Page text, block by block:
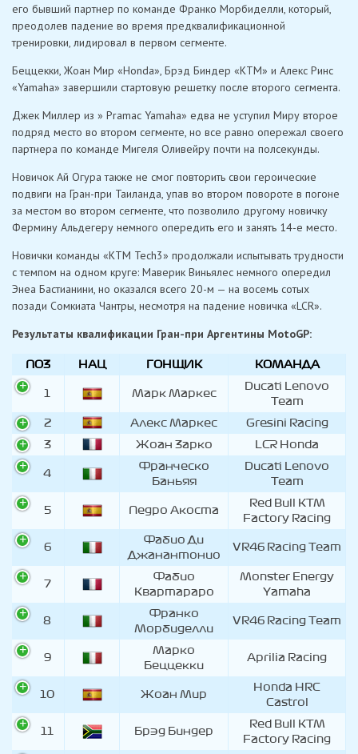
его бывший партнер по команде Франко Морбиделли, который,
преодолев падение во время предквалификационной
тренировки, лидировал в первом сегменте.
Беццекки, Жоан Мир «Honda», Брэд Биндер «KTM» и Алекс Ринс
«Yamaha» завершили стартовую решетку после второго сегмента.
Джек Миллер из » Pramac Yamaha» едва не уступил Миру второе
подряд место во втором сегменте, но все равно опережал своего
партнера по команде Мигеля Оливейру почти на полсекунды.
Новичок Ай Огура также не смог повторить свои героические
подвиги на Гран-при Таиланда, упав во втором повороте в погоне
за местом во втором сегменте, что позволило другому новичку
Фермину Альдегеру немного опередить его и занять 14-е место.
Новички команды «KTM Tech3» продолжали испытывать трудности
с темпом на одном круге: Маверик Виньялес немного опередил
Энеа Бастианини, но оказался всего 20-м — на восемь сотых
позади Сомкиата Чантры, несмотря на падение новичка «LCR».
Результаты квалификации Гран-при Аргентины MotoGP:
ПОЗ НАЦ ГОНЩИК КОМАНДА
1 Марк Маркес
Ducati Lenovo
Team
2 Алекс Маркес Gresini Racing
3 Жоан Зарко LCR Honda
4
Франческо
Баньяя
Ducati Lenovo
Team
5 Педро Акоста
Red Bull KTM
Factory Racing
6
Фабио Ди
Джанантонио
VR46 Racing Team
7
Фабио
Квартараро
Monster Energy
Yamaha
8
Франко
Морбиделли
VR46 Racing Team
9
Марко
Беццекки
Aprilia Racing
10 Жоан Мир
Honda HRC
Castrol
11 Брэд Биндер
Red Bull KTM
Factory Racing